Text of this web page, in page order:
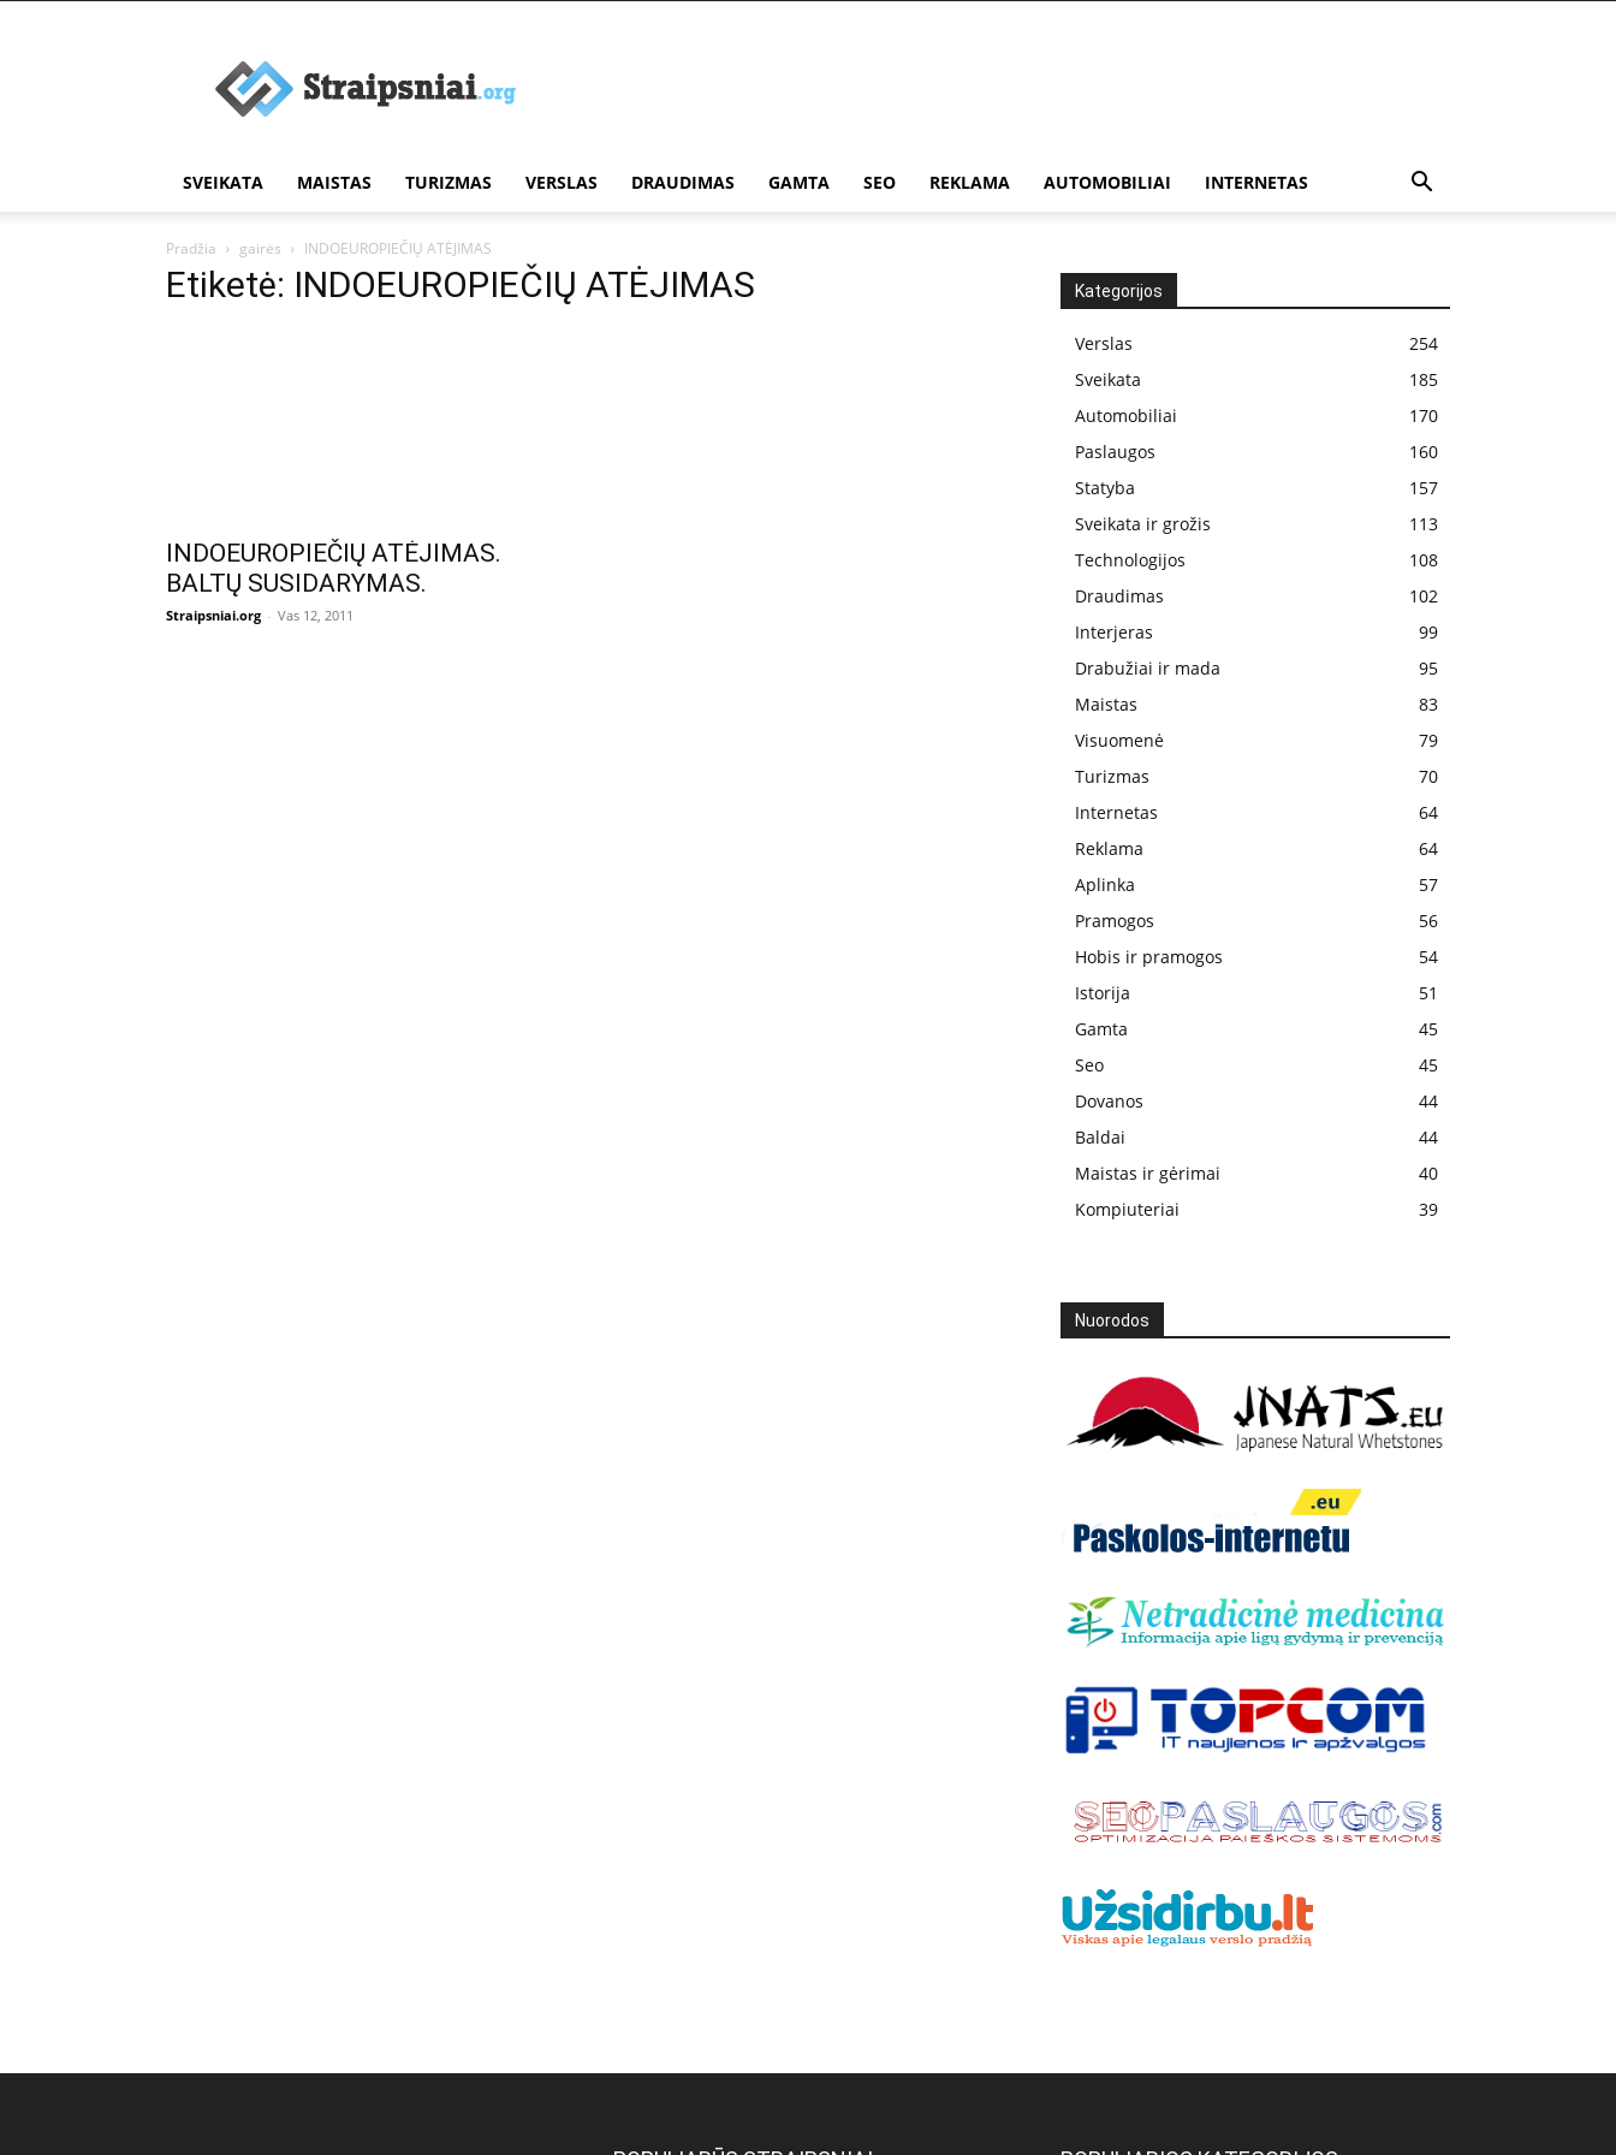
straipsniai
SVEIKATA MAISTAS TURIZMAS VERSLAS DRAUDIMAS GAMTA SEO REKLAMA AUTOMOBILIAI INTERNETAS
Pradžia gairės INDOEUROPIEČIŲ ATĖJIMAS
Etiketė: INDOEUROPIEČIŲ ATĖJIMAS
INDOEUROPIEČIŲ ATĖJIMAS.
BALTŲ SUSIDARYMAS.
Straipsniai.org - Vas 12, 2011
Kategorijos
Verslas
254
Sveikata
185
Automobiliai
170
Paslaugos
160
Statyba
157
Sveikata ir grožis
113
Technologijos
108
Draudimas
102
Interjeras
99
Drabužiai ir mada
95
Maistas
83
Visuomenė
79
Turizmas
70
Internetas
64
Reklama
64
Aplinka
57
Pramogos
56
Hobis ir pramogos
54
Istorija
51
Gamta
45
Seo
45
Dovanos
44
Baldai
44
Maistas ir gėrimai
40
Kompiuteriai
39
Nuorodos